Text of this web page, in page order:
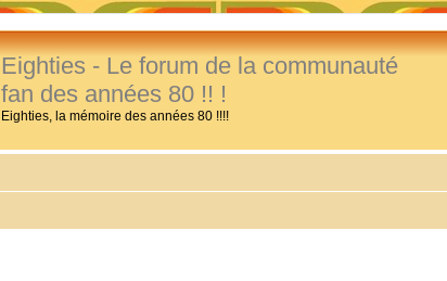
Eighties - Le forum de la communauté
fan des années 80 !! !
Eighties, la mémoire des années 80 !!!!